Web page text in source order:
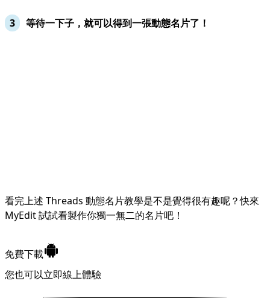
等待一下子，就可以得到一張動態名片了！
看完上述 Threads 動態名片教學是不是覺得很有趣呢？快來
MyEdit 試試看製作你獨一無二的名片吧！
免費下載
您也可以立即線上體驗